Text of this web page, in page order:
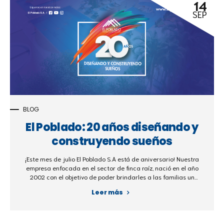
que debemos tener en cuenta a la hora de tomar estas
decisiones. Antes de pensar en invertir, conoce...
BLOG
14
SEP
El Poblado: 20 años diseñando y
construyendo sueños
¡Este mes de julio El Poblado S.A está de aniversario! Nuestra
empresa enfocada en el sector de finca raíz, nació en el año
2002 con el objetivo de poder brindarles a las familias un
comodidades de un club campestre, deportivo y recreativo,
Leer más